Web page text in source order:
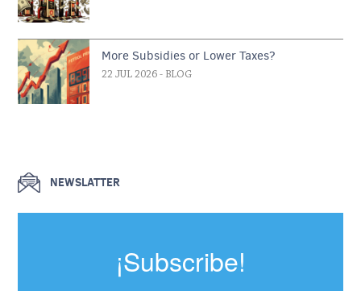
More Subsidies or Lower Taxes?
22 JUL 2026 - BLOG
NEWSLATTER
¡Subscribe!